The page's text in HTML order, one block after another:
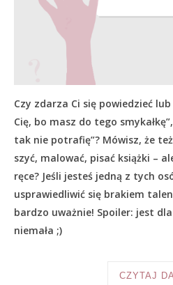
Czy zdarza Ci się powiedzieć
Cię, bo masz do tego
tak nie potrafię”? Mówisz, że
szyć, malować, pisać książki –
ręce? Jeśli jesteś jedną z tych
usprawiedliwić się brakiem
bardzo uważnie! Spoiler: jest
niemała ;)
CZYTAJ